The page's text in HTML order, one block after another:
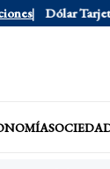
Dólar Tarjeta $1976